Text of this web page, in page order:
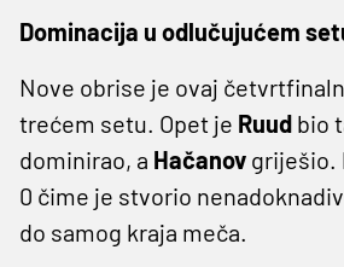
Dominacija u odlučujućem
Nove obrise je ovaj
trećem setu. Opet je Ruud bio
dominirao, a Hačanov griješio.
0 čime je stvorio
do samog kraja meča.